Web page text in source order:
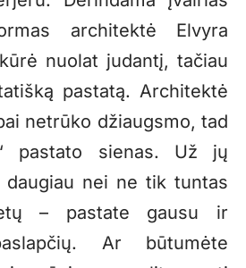
architektė Elvyra
nuolat judantį, tačiau
pastatą. Architektė
netrūko džiaugsmo, tad
pastato sienas. Už jų
daugiau nei ne tik tuntas
– pastate gausu ir
Ar būtumėte